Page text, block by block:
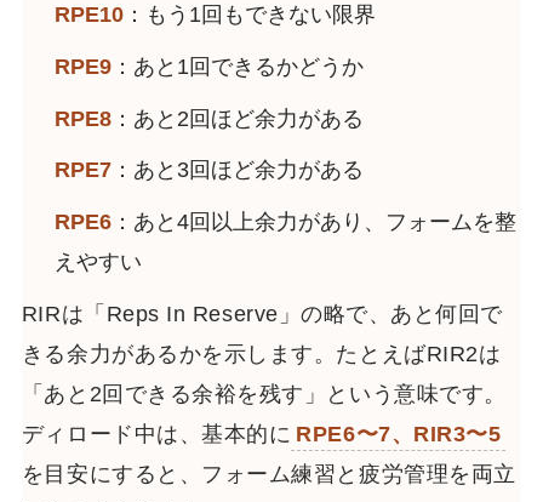
RPE10：もう1回もできない限界
RPE9：あと1回できるかどうか
RPE8：あと2回ほど余力がある
RPE7：あと3回ほど余力がある
RPE6：あと4回以上余力があり、フォームを整
えやすい
RIRは「Reps In Reserve」の略で、あと何回で
きる余力があるかを示します。たとえばRIR2は
「あと2回できる余裕を残す」という意味です。
ディロード中は、基本的に RPE6〜7、RIR3〜5
を目安にすると、フォーム練習と疲労管理を両立